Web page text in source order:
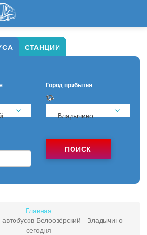
СТАНЦИИ
Город прибытия
Владычино
ПОИСК
Главная
Белоозёрский - Владычино
сегодня